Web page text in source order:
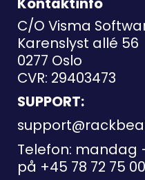
C/O Visma
Karenslyst allé 56
0277 Oslo
CVR: 29403473
SUPPORT:
Telefon: mandag
på +45 78 72 75 00